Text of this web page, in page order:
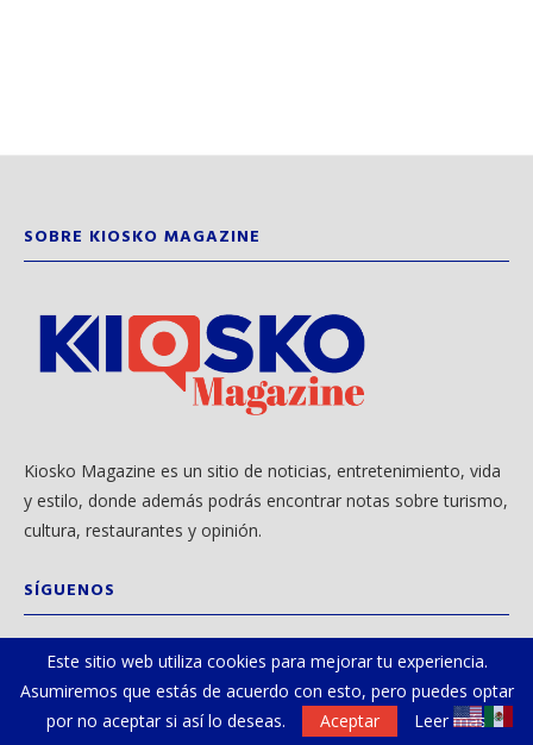
SOBRE KIOSKO MAGAZINE
Kiosko Magazine es un sitio de noticias, entretenimiento, vida
y estilo, donde además podrás encontrar notas sobre turismo,
cultura, restaurantes y opinión.
SÍGUENOS
Este sitio web utiliza cookies para mejorar tu experiencia.
Asumiremos que estás de acuerdo con esto, pero puedes optar
por no aceptar si así lo deseas.
Aceptar Leer más